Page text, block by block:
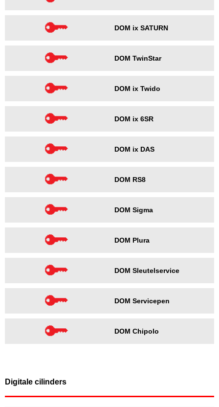
DOM ix SATURN
DOM TwinStar
DOM ix Twido
DOM ix 6SR
DOM ix DAS
DOM RS8
DOM Sigma
DOM Plura
DOM Sleutelservice
DOM Servicepen
DOM Chipolo
Digitale cilinders